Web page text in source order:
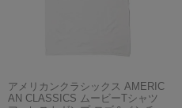
アメリカンクラシックス AMERIC
AN CLASSICS ムービーTシャツ